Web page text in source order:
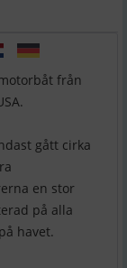
från
gått cirka
en stor
på alla
havet.